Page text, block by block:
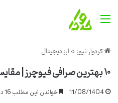
منو
کردوار نیوز»ارز دیجیتال
۱۰ بهترین صرافی فیوچرز | مقایسه جامع و انتخاب امن ترین
11/08/1404 خواندن این مطلب 16 دقیقه زمان میبرد